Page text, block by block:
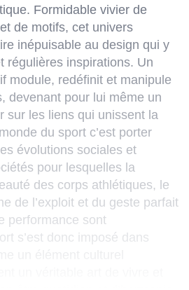
Formidable vivier de
de motifs, cet univers
inépuisable au design qui y
régulières inspirations. Un
module, redéfinit et manipule
devenant pour lui même un
sur les liens qui unissent la
du sport c’est porter
évolutions sociales et
pour lesquelles la
des corps athlétiques, le
de l’exploit et du geste parfait
performance sont
s’est donc imposé dans